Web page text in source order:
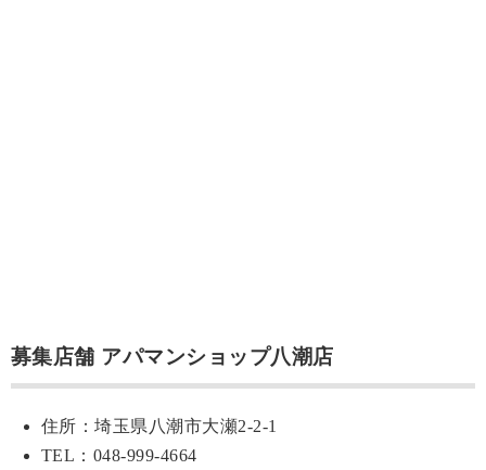
募集店舗 アパマンショップ八潮店
住所：埼玉県八潮市大瀬2-2-1
TEL：048-999-4664